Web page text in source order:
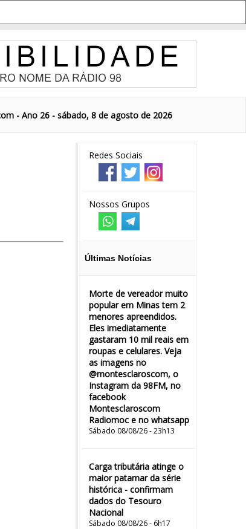
- Ano 26 - sábado, 8 de agosto de 2026
Redes Sociais
Nossos Grupos
Últimas Notícias
Morte de vereador muito
popular em Minas tem 2
menores apreendidos.
Eles imediatamente
gastaram 10 mil reais em
roupas e celulares. Veja
as imagens no
@montesclaroscom, o
Instagram da 98FM, no
facebook
Montesclaroscom
Radiomoc e no whatsapp
Sábado 08/08/26 - 23h13
Carga tributária atinge o
maior patamar da série
histórica - confirmam
dados do Tesouro
Nacional
Sábado 08/08/26 - 6h17